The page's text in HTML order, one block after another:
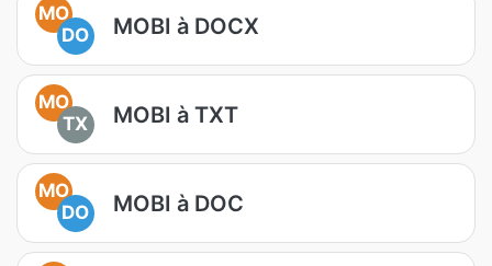
MO
DO
MOBI à DOCX
MO
TX
MOBI à TXT
MO
DO
MOBI à DOC